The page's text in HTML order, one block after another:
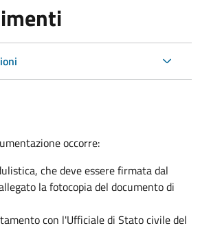
occorre:
che deve essere firmata dal
la fotocopia del documento di
con l'Ufficiale di Stato civile del